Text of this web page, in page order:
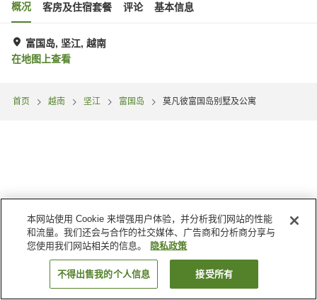
概况 客房及住宿套餐 评论 基本信息
富国岛, 坚江, 越南
在地图上查看
首页 越南 坚江 富国岛 莫凡彼富国岛别墅及公寓
搜索客房
本网站使用 Cookie 来增强用户体验，并分析我们网站的性能
和流量。我们还会与合作的社交媒体、广告商和分析商分享与
您使用我们网站相关的信息。
隐私政策
不得出售我的个人信息 接受所有